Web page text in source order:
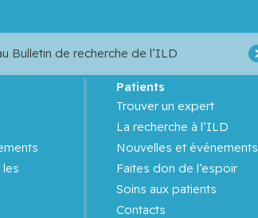
Bulletin de recherche de l’ILD
Patients
Trouver un expert
La recherche à l’ILD
Nouvelles et événements
Faites don de l’espoir
Soins aux patients
Contacts